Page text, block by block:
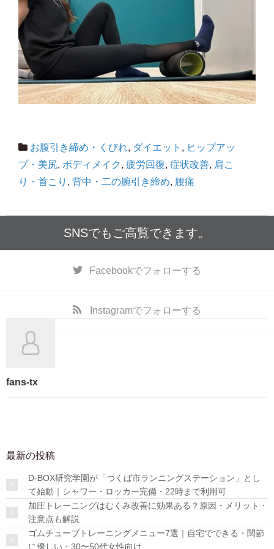
お腹引き締め・くびれ, ダイエット , ヒップアッ
プ・美尻, ボディメイク , 疲労回復, 症状改善, 肩こ
り・首こり , 背中・二の腕引き締め, 腰痛
SNSでもご高覧できます。
Facebookでフォローする
Instagramでフォローする
fans-tx
最新の投稿
D-BOX研究学園が「つくば市ランニングステーション」とし
て始動｜シャワー・ロッカー完備・22時まで利用可
加圧トレーニングはむくみ改善に効果ある？原因・メリット・
注意点も解説
ゴムチューブトレーニングメニュー7選｜自宅でできる・関節
に優しい・30〜50代女性向け